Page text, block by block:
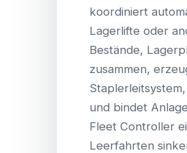
koordiniert
Lagerlifte oder
Bestände,
zusammen,
und bindet
Fleet Controller
Leerfahrten